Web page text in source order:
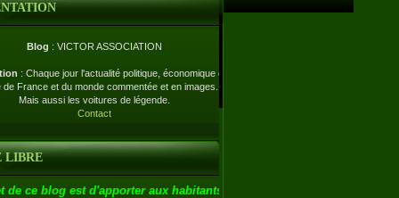
Blog : VICTOR ASSOCIATION
: Chaque jour l'actualité politique, économique et
de France et du monde commentée et en images.
Mais aussi les voitures de légende.
Contact
LIBRE
de ce blog est d'apporter aux habitants